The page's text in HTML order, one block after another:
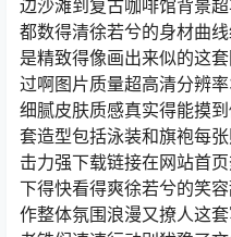
边沙滩到复古咖啡馆背景
都数得清徐若兮的身材曲
是精致得像画出来似的这
过啊图片质量超高清分辨
细腻皮肤质感真实得能摸
套造型包括泳装和旗袍每
击力强下载链接在网站首
下得快看得爽徐若兮的笑
作整体氛围浪漫又撩人这